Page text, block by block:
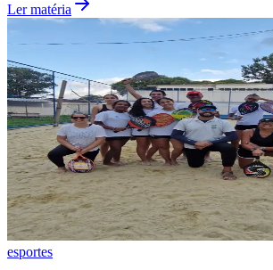
Santos
Ler matéria
esportes